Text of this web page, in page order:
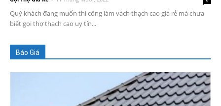
Quý khách đang muốn thi công làm vách thạch cao giá rẻ mà chưa
biết gọi thợ thạch cao uy tín...
Báo Giá